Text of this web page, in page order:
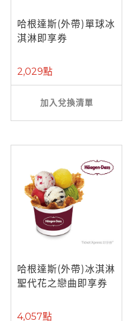
哈根達斯(外帶)單球冰
淇淋即享券
2,029點
加入兌換清單
哈根達斯(外帶)冰淇淋
聖代花之戀曲即享券
4,057點